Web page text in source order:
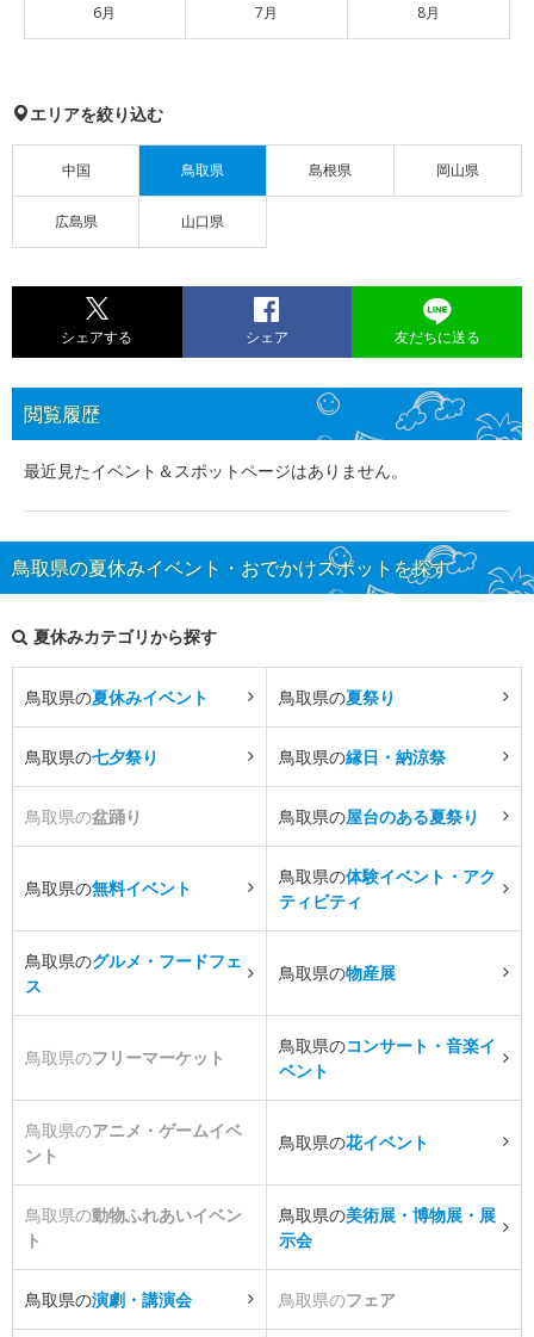
6月 7月 8月
エリアを絞り込む
中国 鳥取県 島根県 岡山県
広島県 山口県
シェアする シェア 友だちに送る
閲覧履歴
最近見たイベント＆スポットページはありません。
鳥取県の夏休みイベント・おでかけスポットを探す
夏休みカテゴリから探す
鳥取県の夏休みイベント 鳥取県の夏祭り
鳥取県の七夕祭り 鳥取県の縁日・納涼祭
鳥取県の盆踊り 鳥取県の屋台のある夏祭り
鳥取県の無料イベント
鳥取県の体験イベント・アク
ティビティ
鳥取県のグルメ・フードフェ
ス
鳥取県の物産展
鳥取県のフリーマーケット
鳥取県のコンサート・音楽イ
ベント
鳥取県のアニメ・ゲームイベ
ント
鳥取県の花イベント
鳥取県の動物ふれあいイベン
ト
鳥取県の美術展・博物展・展
示会
鳥取県の演劇・講演会 鳥取県のフェア